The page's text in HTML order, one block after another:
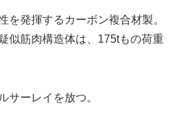
を発揮するカーボン複合材製。
似筋肉構造体は、175tもの荷重
サーレイを放つ。